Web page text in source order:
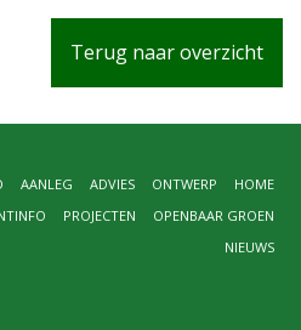
Terug naar overzicht
HOME
ONTWERP
ADVIES
AANLEG
OPENBAAR GROEN
PROJECTEN
NIEUWS